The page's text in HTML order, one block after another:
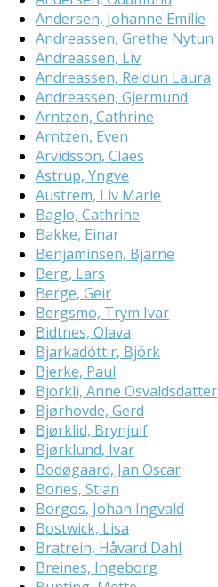
Andersen, Johanne Emilie
Andreassen, Grethe Nytun
Andreassen, Liv
Andreassen, Reidun Laura
Andreassen, Gjermund
Arntzen, Cathrine
Arntzen, Even
Arvidsson, Claes
Astrup, Yngve
Austrem, Liv Marie
Baglo, Cathrine
Bakke, Einar
Benjaminsen, Bjarne
Berg, Lars
Berge, Geir
Bergsmo, Trym Ivar
Bidtnes, Olava
Bjarkadóttir, Björk
Bjerke, Paul
Bjorkli, Anne Osvaldsdatter
Bjørhovde, Gerd
Bjørklid, Brynjulf
Bjørklund, Ivar
Bodøgaard, Jan Oscar
Bones, Stian
Borgos, Johan Ingvald
Bostwick, Lisa
Bratrein, Håvard Dahl
Breines, Ingeborg